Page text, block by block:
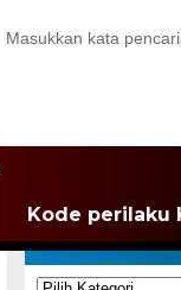
Kode perilaku
KATEGORI